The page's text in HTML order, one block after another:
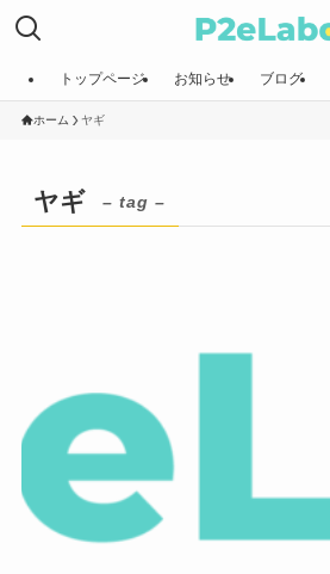
トップページ お知らせ ブログ
ホーム ヤギ
ヤギ – tag –